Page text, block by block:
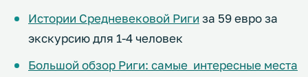
Истории Средневековой Риги за 59 евро за
экскурсию для 1-4 человек
Большой обзор Риги: самые интересные места